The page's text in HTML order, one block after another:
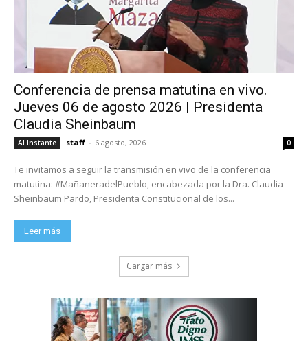
Conferencia de prensa matutina en vivo.
Jueves 06 de agosto 2026 | Presidenta
Claudia Sheinbaum
Al Instante staff - 6 agosto, 2026 0
Te invitamos a seguir la transmisión en vivo de la conferencia
matutina: #MañaneradelPueblo, encabezada por la Dra. Claudia
Sheinbaum Pardo, Presidenta Constitucional de los...
Leer más
Cargar más